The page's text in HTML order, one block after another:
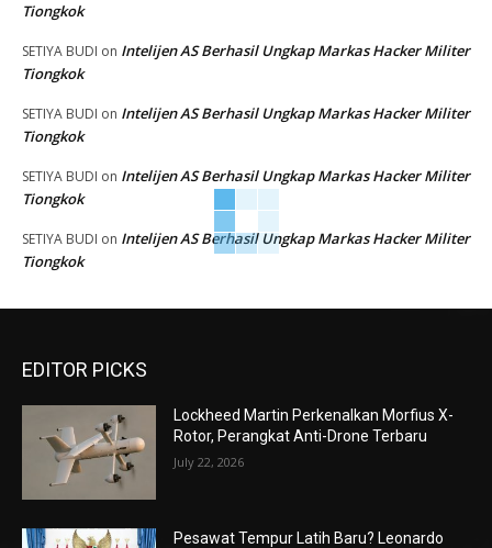
Tiongkok
SETIYA BUDI on Intelijen AS Berhasil Ungkap Markas Hacker Militer
Tiongkok
SETIYA BUDI on Intelijen AS Berhasil Ungkap Markas Hacker Militer
Tiongkok
SETIYA BUDI on Intelijen AS Berhasil Ungkap Markas Hacker Militer
Tiongkok
SETIYA BUDI on Intelijen AS Berhasil Ungkap Markas Hacker Militer
Tiongkok
EDITOR PICKS
Lockheed Martin Perkenalkan Morfius X-
Rotor, Perangkat Anti-Drone Terbaru
July 22, 2026
Pesawat Tempur Latih Baru? Leonardo